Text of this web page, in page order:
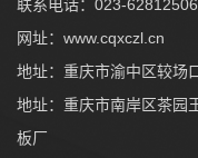
联系电话：023-
网址： www.cqxczl.cn
地址：重庆市渝中区较场
地址：重庆市南岸区茶园
板厂